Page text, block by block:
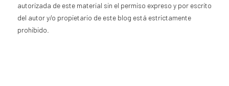
autorizada de este material sin el permiso expreso y por escrito
del autor y/o propietario de este blog está estrictamente
prohibido.